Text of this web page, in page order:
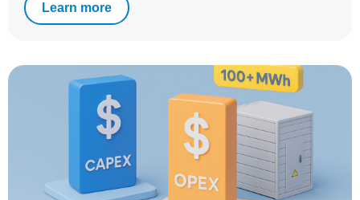
Learn more